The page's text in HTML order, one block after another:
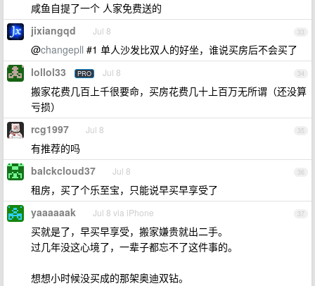
咸鱼自提了一个 人家免费送的
33
jixiangqd Jul 8
@changepll #1 单人沙发比双人的好坐，谁说买房后不会买了
34
lollol33 PRO Jul 8
搬家花费几百上千很要命，买房花费几十上百万无所谓（还没算
亏损）
35
rcg1997 Jul 8
有推荐的吗
36
balckcloud37 Jul 8
租房，买了个乐至宝，只能说早买早享受了
37
yaaaaaak Jul 8 via iPhone
买就是了，早买早享受，搬家嫌贵就出二手。
过几年没这心境了，一辈子都忘不了这件事的。
想想小时候没买成的那架奥迪双钻。